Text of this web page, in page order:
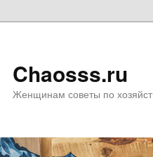
Chaosss.ru
Женщинам советы по